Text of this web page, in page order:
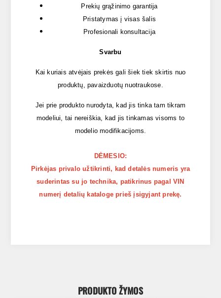
Prekių grąžinimo garantija
Pristatymas į visas šalis
Profesionali konsultacija
Svarbu
Kai kuriais atvėjais prekės gali šiek tiek skirtis nuo
produktų, pavaizduotų nuotraukose.
Jei prie produkto nurodyta, kad jis tinka tam tikram
modeliui, tai nereiškia, kad jis tinkamas visoms to
modelio modifikacijoms.
DĖMESIO:
Pirkėjas privalo užtikrinti, kad detalės numeris yra
suderintas su jo technika, patikrinus pagal VIN
numerį detalių kataloge prieš įsigyjant prekę.
PRODUKTO ŽYMOS